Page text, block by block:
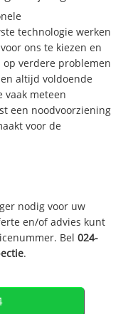
technologie werken
ons te kiezen en
op verdere problemen
altijd voldoende
vaak meteen
een noodvoorziening
voor de
nodig voor uw
en/of advies kunt
Bel024-
.